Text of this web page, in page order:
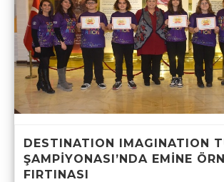
DESTINATION IMAGINATION
ŞAMPİYONASI’NDA EMİNE
FIRTINASI